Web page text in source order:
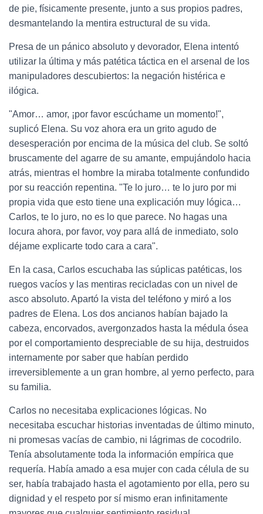
de pie, físicamente presente, junto a sus propios padres,
desmantelando la mentira estructural de su vida.
Presa de un pánico absoluto y devorador, Elena intentó
utilizar la última y más patética táctica en el arsenal de los
manipuladores descubiertos: la negación histérica e
ilógica.
"Amor… amor, ¡por favor escúchame un momento!",
suplicó Elena. Su voz ahora era un grito agudo de
desesperación por encima de la música del club. Se soltó
bruscamente del agarre de su amante, empujándolo hacia
atrás, mientras el hombre la miraba totalmente confundido
por su reacción repentina. "Te lo juro… te lo juro por mi
propia vida que esto tiene una explicación muy lógica…
Carlos, te lo juro, no es lo que parece. No hagas una
locura ahora, por favor, voy para allá de inmediato, solo
déjame explicarte todo cara a cara".
En la casa, Carlos escuchaba las súplicas patéticas, los
ruegos vacíos y las mentiras recicladas con un nivel de
asco absoluto. Apartó la vista del teléfono y miró a los
padres de Elena. Los dos ancianos habían bajado la
cabeza, encorvados, avergonzados hasta la médula ósea
por el comportamiento despreciable de su hija, destruidos
internamente por saber que habían perdido
irreversiblemente a un gran hombre, al yerno perfecto, para
su familia.
Carlos no necesitaba explicaciones lógicas. No
necesitaba escuchar historias inventadas de último minuto,
ni promesas vacías de cambio, ni lágrimas de cocodrilo.
Tenía absolutamente toda la información empírica que
requería. Había amado a esa mujer con cada célula de su
ser, había trabajado hasta el agotamiento por ella, pero su
dignidad y el respeto por sí mismo eran infinitamente